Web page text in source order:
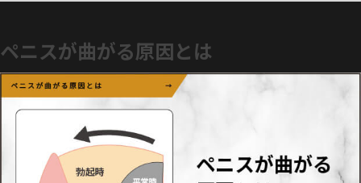
ペニスが曲がる原因とは